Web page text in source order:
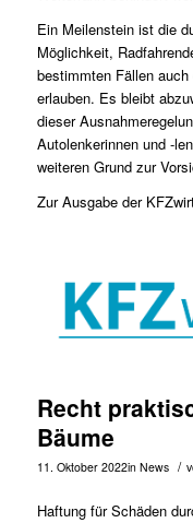
Ein Meilenstein ist die
Möglichkeit,
bestimmten Fällen
erlauben. Es bleibt
dieser
Autolenkerinnen und -
weiteren Grund zur
Zur Ausgabe der
Recht
Bäume
11. Oktober 2022in News /
Haftung für Schäden